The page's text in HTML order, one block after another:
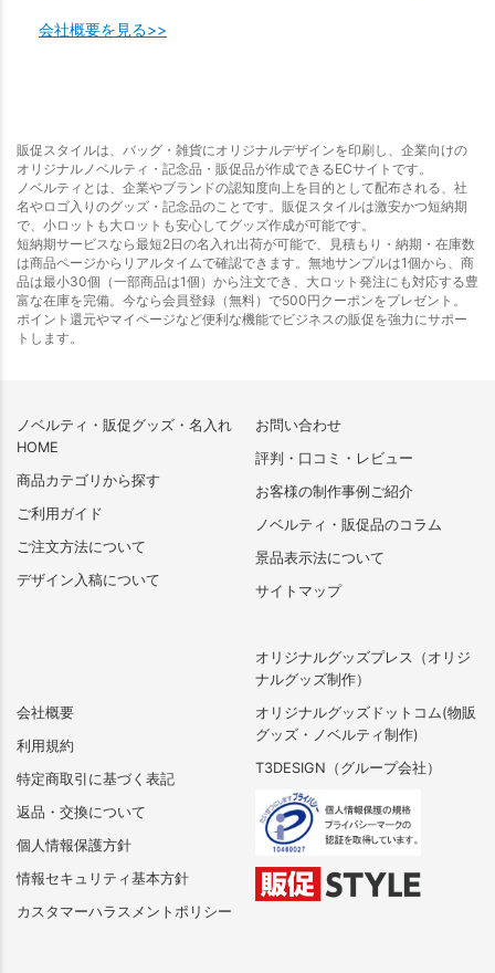
会社概要を見る>>
販促スタイルは、バッグ・雑貨にオリジナルデザインを印刷し、企業向けの
オリジナルノベルティ・記念品・販促品が作成できるECサイトです。
ノベルティとは、企業やブランドの認知度向上を目的として配布される、社
名やロゴ入りのグッズ・記念品のことです。販促スタイルは激安かつ短納期
で、小ロットも大ロットも安心してグッズ作成が可能です。
短納期サービスなら最短2日の名入れ出荷が可能で、見積もり・納期・在庫数
は商品ページからリアルタイムで確認できます。無地サンプルは1個から、商
品は最小30個（一部商品は1個）から注文でき、大ロット発注にも対応する豊
富な在庫を完備。今なら会員登録（無料）で500円クーポンをプレゼント。
ポイント還元やマイページなど便利な機能でビジネスの販促を強力にサポー
トします。
ノベルティ・販促グッズ・名入れ
HOME
商品カテゴリから探す
ご利用ガイド
ご注文方法について
デザイン入稿について
会社概要
利用規約
特定商取引に基づく表記
返品・交換について
個人情報保護方針
情報セキュリティ基本方針
カスタマーハラスメントポリシー
お問い合わせ
評判・口コミ・レビュー
お客様の制作事例ご紹介
ノベルティ・販促品のコラム
景品表示法について
サイトマップ
オリジナルグッズプレス（オリジ
ナルグッズ制作）
オリジナルグッズドットコム(物販
グッズ・ノベルティ制作)
T3DESIGN（グループ会社）